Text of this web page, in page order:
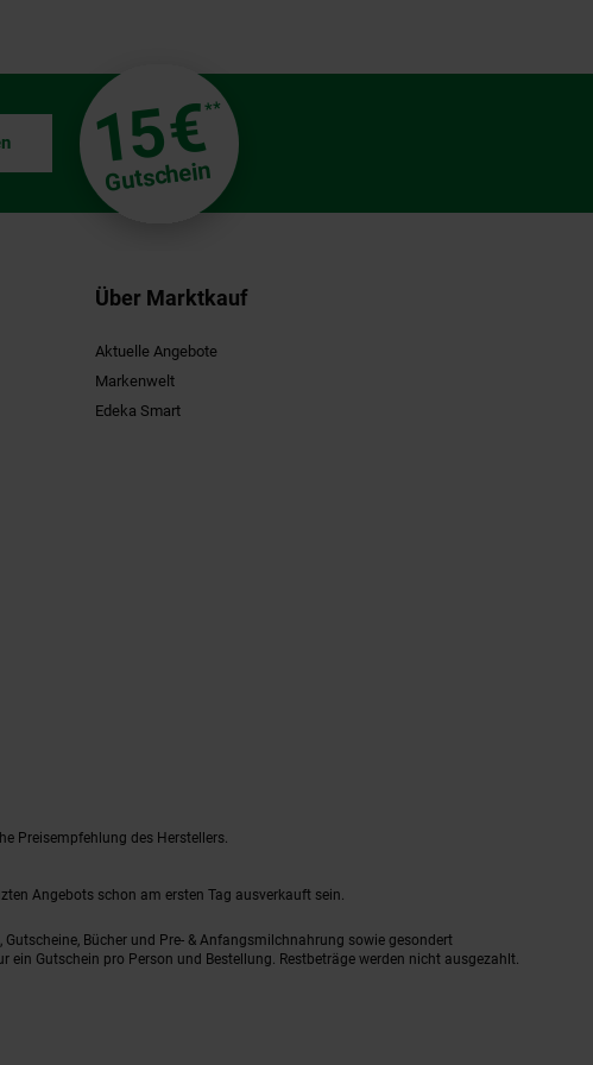
15€**
Gutschein
Über Marktkauf
Aktuelle Angebote
Markenwelt
Edeka Smart
Preisempfehlung des Herstellers.
Angebots schon am ersten Tag ausverkauft sein.
Bücher und Pre- & Anfangsmilchnahrung sowie gesondert
Gutschein pro Person und Bestellung. Restbeträge werden nicht ausgezahlt.